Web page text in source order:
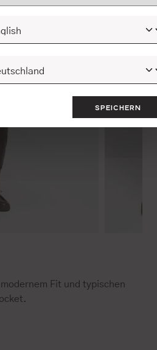
Fit und typischen
ALLE COOKIES
SPEICHERN